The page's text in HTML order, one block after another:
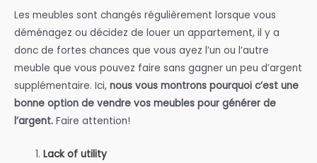
Les meubles sont changés régulièrement lorsque vous
déménagez ou décidez de louer un appartement, il y a
donc de fortes chances que vous ayez l’un ou l’autre
meuble que vous pouvez faire sans gagner un peu d’argent
supplémentaire. Ici, nous vous montrons pourquoi c’est une
bonne option de vendre vos meubles pour générer de
l’argent. Faire attention!
Lack of utility